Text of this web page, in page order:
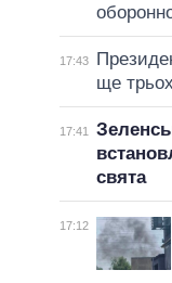
17:43
ще
17:41
свята
17:12